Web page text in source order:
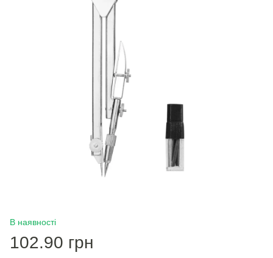
В наявності
102.90 грн